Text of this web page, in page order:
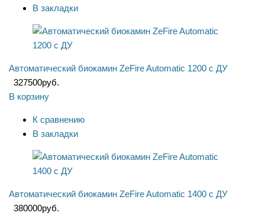
В закладки
Автоматический биокамин ZeFire Automatic 1200 с ДУ
327500руб.
В корзину
К сравнению
В закладки
Автоматический биокамин ZeFire Automatic 1400 с ДУ
380000руб.